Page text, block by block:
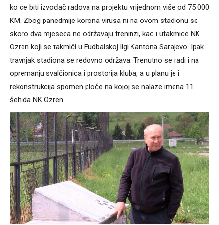
ko će biti izvođač radova na projektu vrijednom više od 75 000
KM. Zbog panedmije korona virusa ni na ovom stadionu se
skoro dva mjeseca ne održavaju treninzi, kao i utakmice NK
Ozren koji se takmiči u Fudbalskoj ligi Kantona Sarajevo. Ipak
travnjak stadiona se redovno održava. Trenutno se radi i na
opremanju svalčionica i prostorija kluba, a u planu je i
rekonstrukcija spomen ploče na kojoj se nalaze imena 11
šehida NK Ozren.